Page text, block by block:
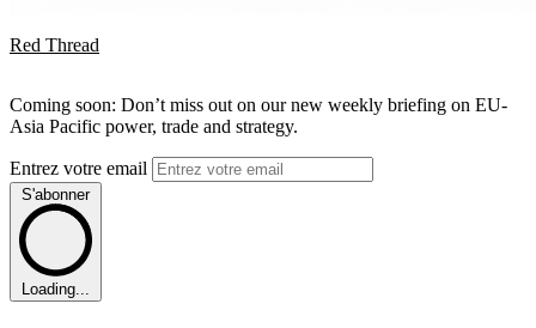
Red Thread
Coming soon: Don’t miss out on our new weekly briefing on EU-
Asia Pacific power, trade and strategy.
Entrez votre email
S'abonner
Loading...